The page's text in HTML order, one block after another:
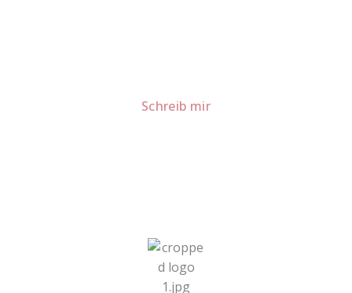
Schreib mir